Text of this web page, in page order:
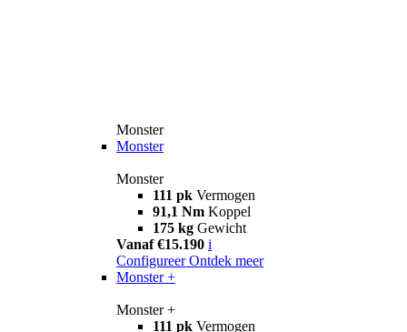
Monster
Monster
Monster
111 pk Vermogen
91,1 Nm Koppel
175 kg Gewicht
Vanaf €15.190 i
Configureer Ontdek meer
Monster +
Monster +
111 pk Vermogen